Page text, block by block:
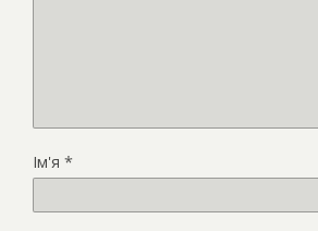
Ім'я *